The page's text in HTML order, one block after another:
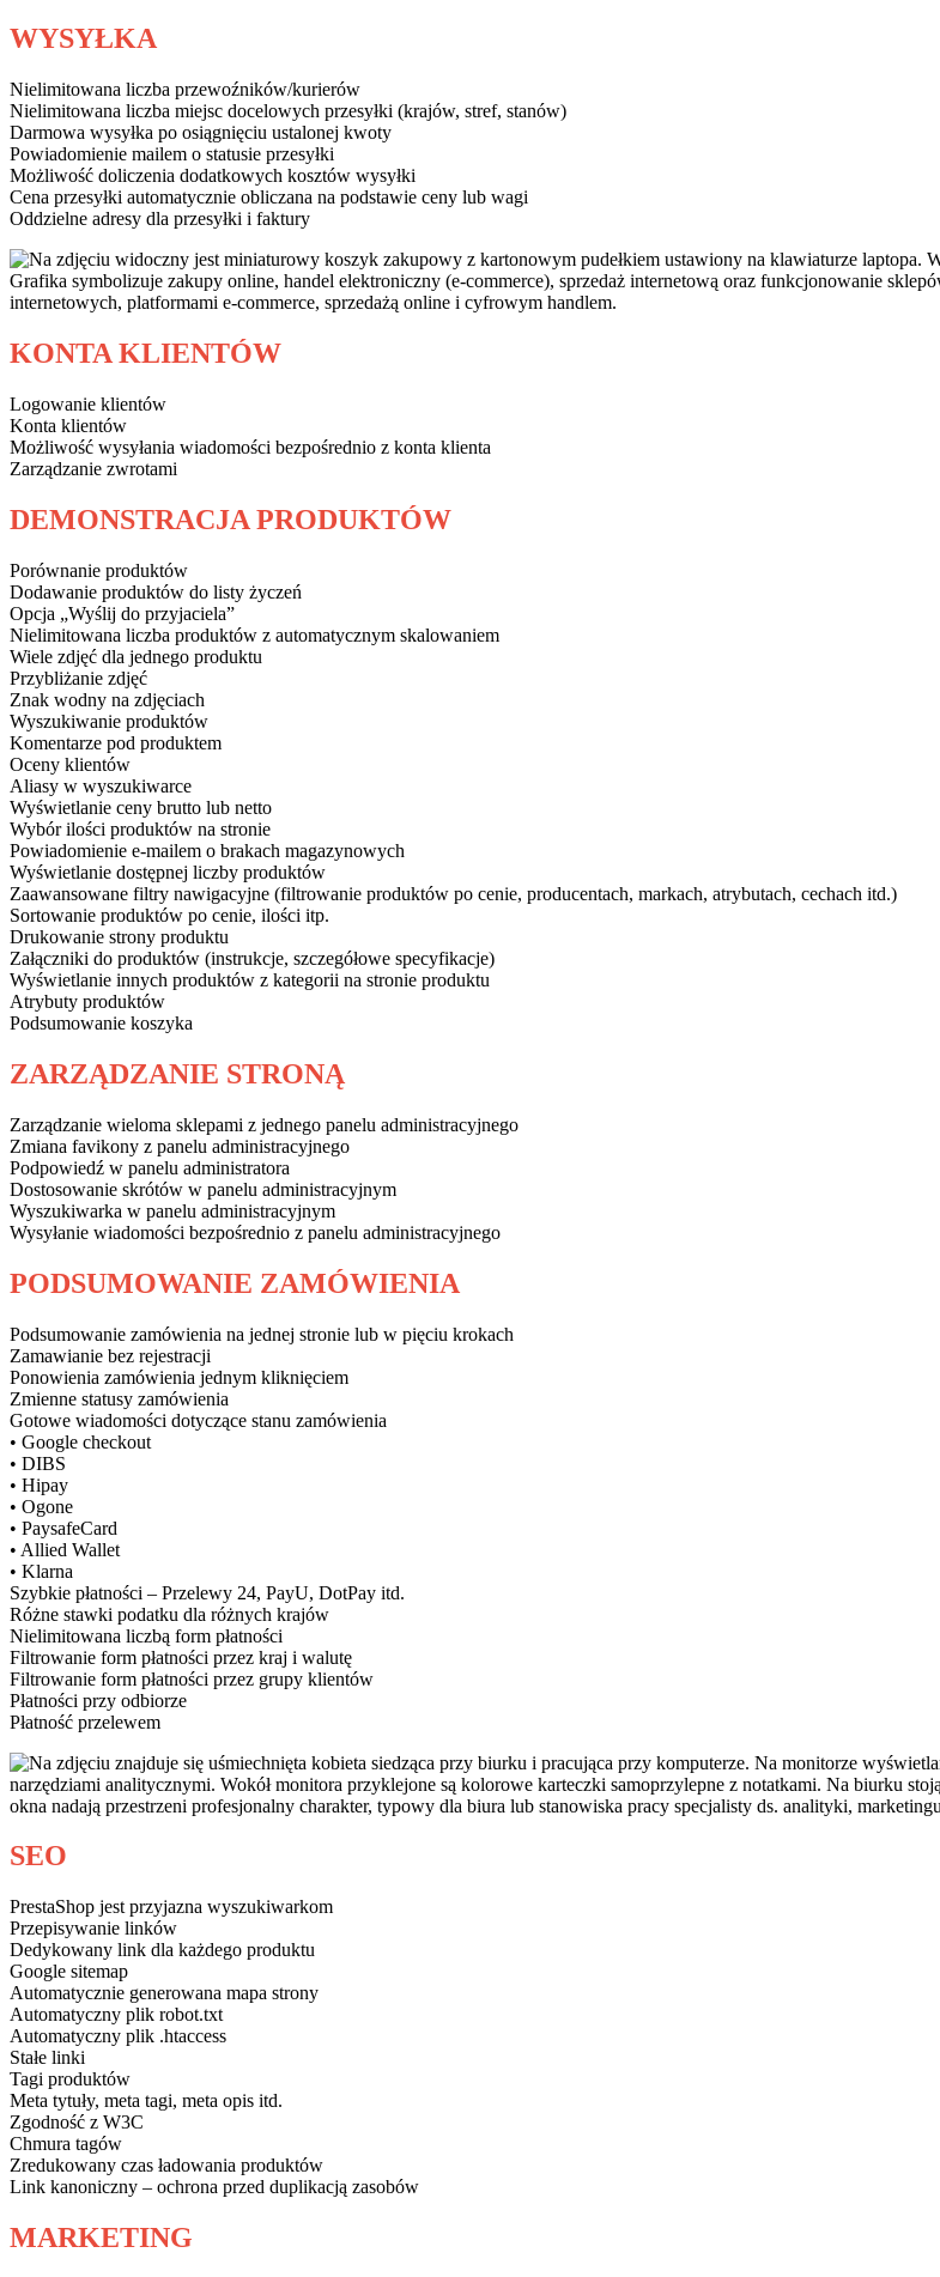
WYSYŁKA
Nielimitowana liczba przewoźników/kurierów
Nielimitowana liczba miejsc docelowych przesyłki (krajów, stref, stanów)
Darmowa wysyłka po osiągnięciu ustalonej kwoty
Powiadomienie mailem o statusie przesyłki
Możliwość doliczenia dodatkowych kosztów wysyłki
Cena przesyłki automatycznie obliczana na podstawie ceny lub wagi
Oddzielne adresy dla przesyłki i faktury
KONTA KLIENTÓW
Logowanie klientów
Konta klientów
Możliwość wysyłania wiadomości bezpośrednio z konta klienta
Zarządzanie zwrotami
DEMONSTRACJA PRODUKTÓW
Porównanie produktów
Dodawanie produktów do listy życzeń
Opcja „Wyślij do przyjaciela”
Nielimitowana liczba produktów z automatycznym skalowaniem
Wiele zdjęć dla jednego produktu
Przybliżanie zdjęć
Znak wodny na zdjęciach
Wyszukiwanie produktów
Komentarze pod produktem
Oceny klientów
Aliasy w wyszukiwarce
Wyświetlanie ceny brutto lub netto
Wybór ilości produktów na stronie
Powiadomienie e-mailem o brakach magazynowych
Wyświetlanie dostępnej liczby produktów
Zaawansowane filtry nawigacyjne (filtrowanie produktów po cenie, producentach, markach, atrybutach, cechach itd.)
Sortowanie produktów po cenie, ilości itp.
Drukowanie strony produktu
Załączniki do produktów (instrukcje, szczegółowe specyfikacje)
Wyświetlanie innych produktów z kategorii na stronie produktu
Atrybuty produktów
Podsumowanie koszyka
ZARZĄDZANIE STRONĄ
Zarządzanie wieloma sklepami z jednego panelu administracyjnego
Zmiana favikony z panelu administracyjnego
Podpowiedź w panelu administratora
Dostosowanie skrótów w panelu administracyjnym
Wyszukiwarka w panelu administracyjnym
Wysyłanie wiadomości bezpośrednio z panelu administracyjnego
PODSUMOWANIE ZAMÓWIENIA
Podsumowanie zamówienia na jednej stronie lub w pięciu krokach
Zamawianie bez rejestracji
Ponowienia zamówienia jednym kliknięciem
Zmienne statusy zamówienia
Gotowe wiadomości dotyczące stanu zamówienia
• Google checkout
• DIBS
• Hipay
• Ogone
• PaysafeCard
• Allied Wallet
• Klarna
Szybkie płatności – Przelewy 24, PayU, DotPay itd.
Różne stawki podatku dla różnych krajów
Nielimitowana liczbą form płatności
Filtrowanie form płatności przez kraj i walutę
Filtrowanie form płatności przez grupy klientów
Płatności przy odbiorze
Płatność przelewem
SEO
PrestaShop jest przyjazna wyszukiwarkom
Przepisywanie linków
Dedykowany link dla każdego produktu
Google sitemap
Automatycznie generowana mapa strony
Automatyczny plik robot.txt
Automatyczny plik .htaccess
Stałe linki
Tagi produktów
Meta tytuły, meta tagi, meta opis itd.
Zgodność z W3C
Chmura tagów
Zredukowany czas ładowania produktów
Link kanoniczny – ochrona przed duplikacją zasobów
MARKETING